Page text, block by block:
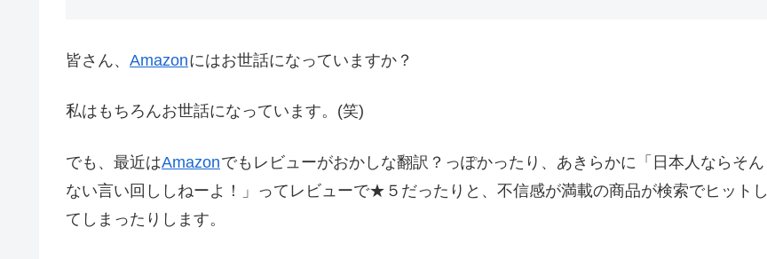
皆さん、 Amazonにはお世話になっていますか？
私はもちろんお世話になっています。(笑)
でも、最近はAmazonでもレビューがおかしな翻訳？っぽかったり、あきらかに「日本人ならそん
ない言い回ししねーよ！」ってレビューで★５だったりと、不信感が満載の商品が検索でヒットし
てしまったりします。